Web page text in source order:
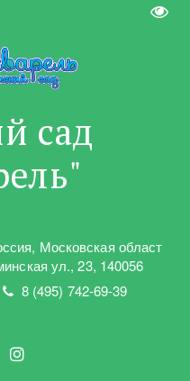
сад
Московская област
ул.,23, 140056
8 (495) 742-69-39